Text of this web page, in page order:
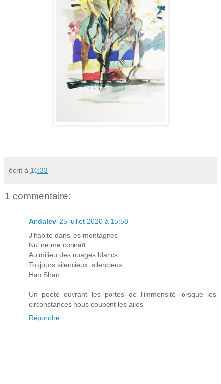
écrit à 10:33
1 commentaire:
Andalev 25 juillet 2020 à 15:58
J'habite dans les montagnes
Nul ne me connaît
Au milieu des nuages blancs
Toujours silencieux, silencieux
Han Shan
Un poète ouvrant les portes de l'immensité lorsque les
circonstances nous coupent les ailes
Répondre